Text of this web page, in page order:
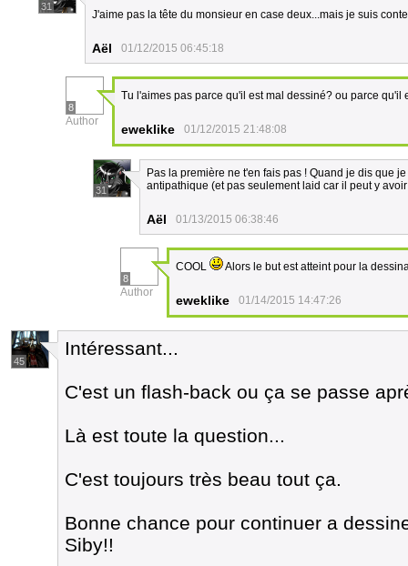
31
J'aime pas la tête du monsieur en case deux...mais je suis
Aël 01/12/2015 06:45:18
8
Author
Tu l'aimes pas parce qu'il est mal dessiné? ou parce
eweklike 01/12/2015 21:48:08
31
Pas la première ne t'en fais pas ! Quand je dis que
antipathique (et pas seulement laid car il peut y
Aël 01/13/2015 06:38:46
8
Author
COOL Alors le but est atteint pour la
eweklike 01/14/2015 14:47:26
45
Intéressant...
C'est un flash-back ou ça se passe
Là est toute la question...
C'est toujours très beau tout ça.
Bonne chance pour continuer a
Siby!!